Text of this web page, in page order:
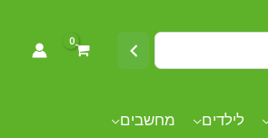
לילדים מחשבים